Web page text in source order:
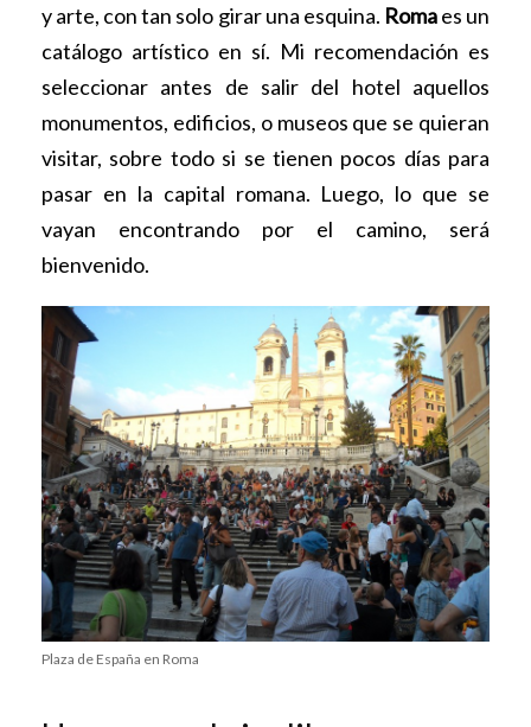
y arte, con tan solo girar una esquina. Romaes un
catálogo artístico en sí. Mi recomendación es
seleccionar antes de salir del hotel aquellos
monumentos, edificios, o museos que se quieran
visitar, sobre todo si se tienen pocos días para
pasar en la capital romana. Luego, lo que se
vayan encontrando por el camino, será
bienvenido.
Plaza de España en Roma